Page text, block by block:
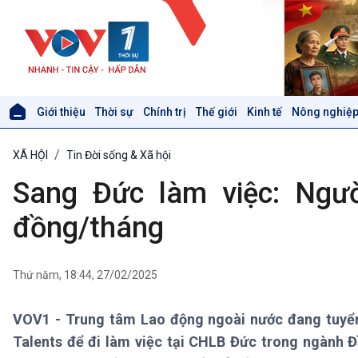
Giới thiệu Thời sự Chính trị Thế giới Kinh tế Nông
Thời sự 12h
Thời sự 18h
Xã hội
Tin Đời sống & Xã hội
Khoa học & Công nghệ
Tin Khoa học & Công nghệ
XÃ HỘI Tin Đời sống & Xã hội
Sang Đức làm việc:
đồng/tháng
Thứ năm, 18:44, 27/02/2025
VOV1 - Trung tâm Lao động ngoài nước đang
Talents để đi làm việc tại CHLB Đức trong ngành